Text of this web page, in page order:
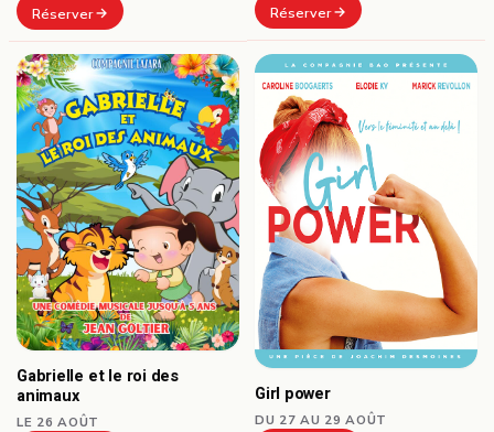
Réserver Réserver
Gabrielle et le roi des
animaux
LE 26 AOÛT
Girl power
DU 27 AU 29 AOÛT